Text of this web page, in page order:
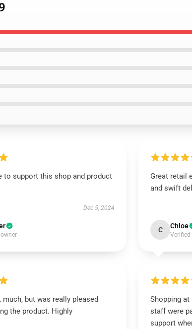
to support this shop and product
Dec 5, 2024
Great retail
and swift
C Chloe
Verified
much, but was really pleased
the product. Highly
Shopping
staff were
support